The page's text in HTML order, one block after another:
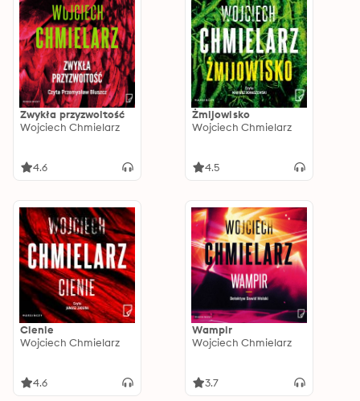
Zwykła przyzwoitość
Wojciech Chmielarz
4.6
Żmijowisko
Wojciech Chmielarz
4.5
Cienie
Wojciech Chmielarz
4.6
Wampir
Wojciech Chmielarz
3.7